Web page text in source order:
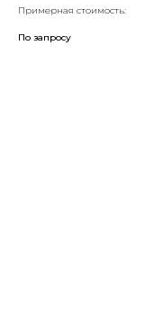
Примерная стоимость:
По запросу